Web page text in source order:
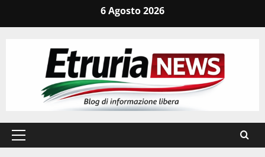
6 Agosto 2026
Menu